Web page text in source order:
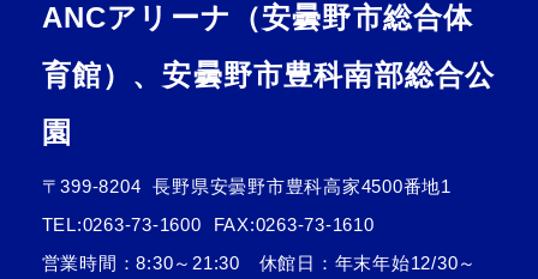
ANCアリーナ（安曇野市総合体
育館）、安曇野市豊科南部総合公
園
〒399-8204
長野県安曇野市豊科高家4500番地1
TEL:0263-73-1600
FAX:0263-73-1610
営業時間：8:30～21:30 休館日：年末年始12/30～